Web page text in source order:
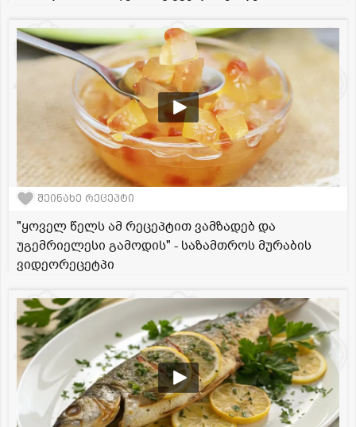
შეინახე რეცეპტი
"ყოველ წელს ამ რეცეპტით ვამზადებ და
უგემრიელესი გამოდის" - საზამთროს მურაბის
ვიდეორეცეტპი